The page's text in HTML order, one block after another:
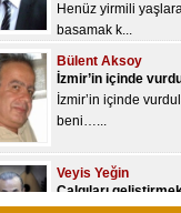
İzmir’in içinde
İzmir’in içinde
beni…...
Veyis Yeğin
Çalgıları geliştirmek
“Geliştirme/gelişim”
özne...
Ayhan Sarı